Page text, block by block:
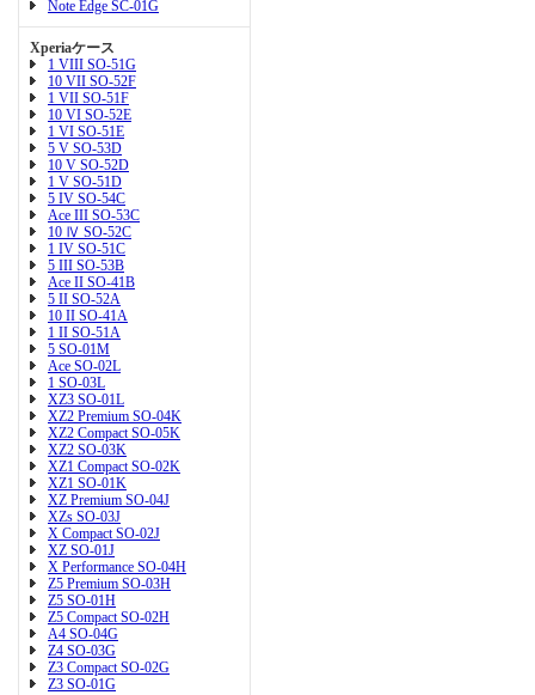
Note Edge SC-01G
Xperiaケース
1 VIII SO-51G
10 VII SO-52F
1 VII SO-51F
10 VI SO-52E
1 VI SO-51E
5 V SO-53D
10 V SO-52D
1 V SO-51D
5 IV SO-54C
Ace III SO-53C
10 Ⅳ SO-52C
1 IV SO-51C
5 III SO-53B
Ace II SO-41B
5 II SO-52A
10 II SO-41A
1 II SO-51A
5 SO-01M
Ace SO-02L
1 SO-03L
XZ3 SO-01L
XZ2 Premium SO-04K
XZ2 Compact SO-05K
XZ2 SO-03K
XZ1 Compact SO-02K
XZ1 SO-01K
XZ Premium SO-04J
XZs SO-03J
X Compact SO-02J
XZ SO-01J
X Performance SO-04H
Z5 Premium SO-03H
Z5 SO-01H
Z5 Compact SO-02H
A4 SO-04G
Z4 SO-03G
Z3 Compact SO-02G
Z3 SO-01G